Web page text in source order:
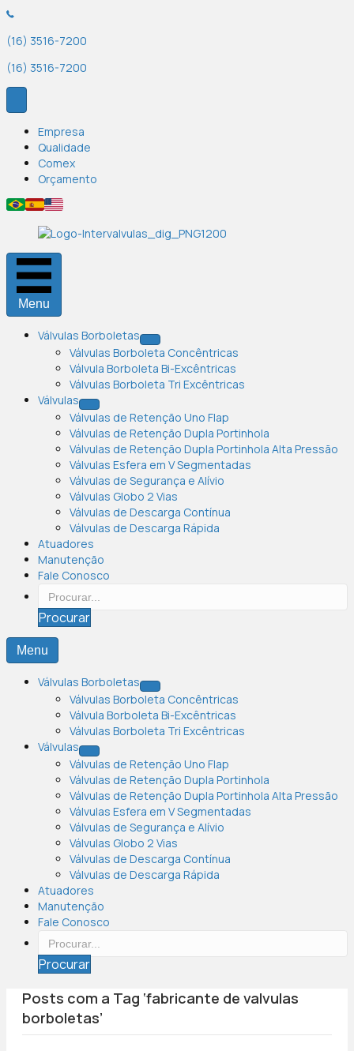
(16) 3516-7200
(16) 3516-7200
Empresa
Qualidade
Comex
Orçamento
Menu
Válvulas Borboletas
Válvulas Borboleta Concêntricas
Válvula Borboleta Bi-Excêntricas
Válvulas Borboleta Tri Excêntricas
Válvulas
Válvulas de Retenção Uno Flap
Válvulas de Retenção Dupla Portinhola
Válvulas de Retenção Dupla Portinhola Alta Pressão
Válvulas Esfera em V Segmentadas
Válvulas de Segurança e Alívio
Válvulas Globo 2 Vias
Válvulas de Descarga Contínua
Válvulas de Descarga Rápida
Atuadores
Manutenção
Fale Conosco
Procurar
Menu
Válvulas Borboletas
Válvulas Borboleta Concêntricas
Válvula Borboleta Bi-Excêntricas
Válvulas Borboleta Tri Excêntricas
Válvulas
Válvulas de Retenção Uno Flap
Válvulas de Retenção Dupla Portinhola
Válvulas de Retenção Dupla Portinhola Alta Pressão
Válvulas Esfera em V Segmentadas
Válvulas de Segurança e Alívio
Válvulas Globo 2 Vias
Válvulas de Descarga Contínua
Válvulas de Descarga Rápida
Atuadores
Manutenção
Fale Conosco
Procurar
Posts com a Tag ‘fabricante de valvulas
borboletas’